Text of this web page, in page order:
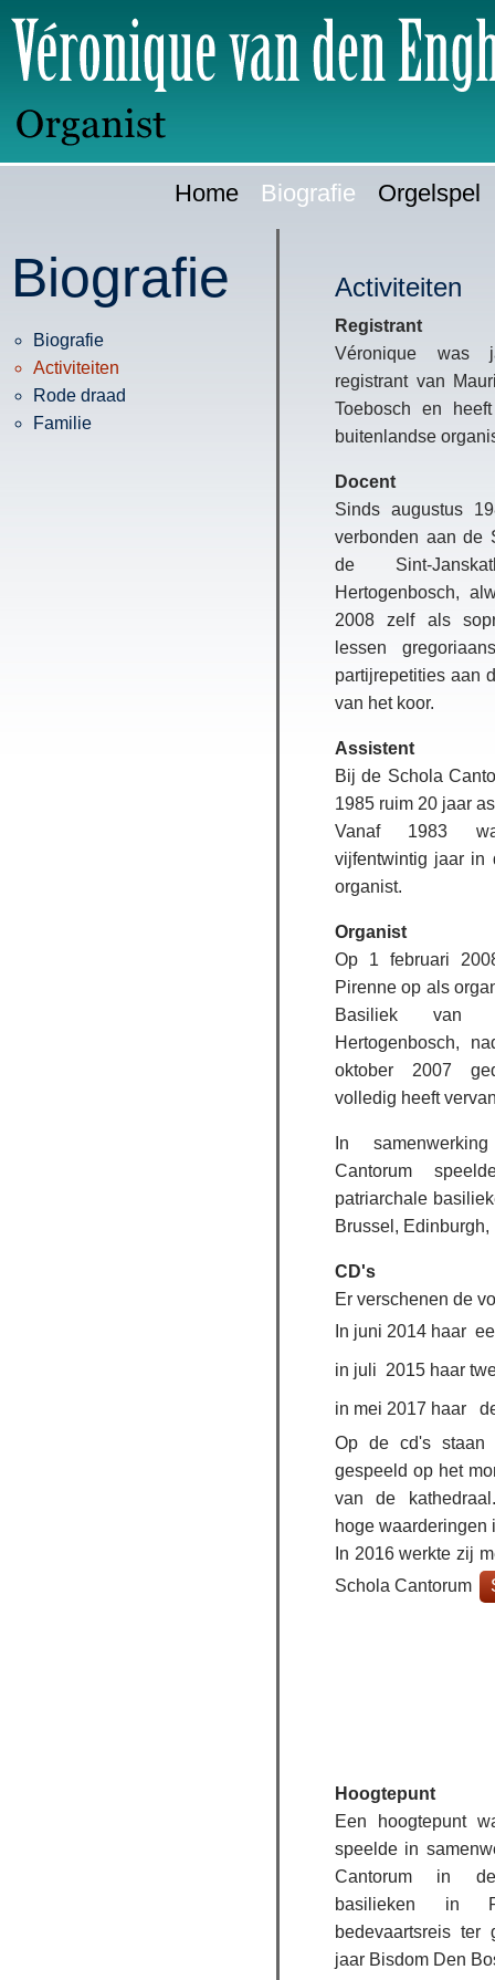
Ga
direct
naar:
Home Biografie Orgelspel
Activiteiten
Registrant
Véronique was
registrant van
Toebosch en
buitenlandse
Docent
Sinds augustus
verbonden aan de
de Sint-
Hertogenbosch,
2008 zelf als
lessen
partijrepetities aan
van het koor.
Assistent
Bij de Schola
1985 ruim 20 jaar
Vanaf 1983
vijfentwintig jaar in
organist.
Organist
Op 1 februari
Pirenne op als
Basiliek van
Hertogenbosch,
oktober 2007
volledig heeft
In
Cantorum
patriarchale
Brussel,
CD's
Er verschenen de
In juni 2014 haar
in juli 2015 haar
in mei 2017 haar
Op de cd's staan
gespeeld op het
van de
hoge waarderingen
In 2016 werkte zij
Schola Cantorum
Hoogtepunt
Een hoogtepunt
speelde in
Cantorum in
basilieken in
bedevaartsreis ter
jaar Bisdom Den
Biografie
Biografie
Activiteiten
Rode draad
Familie